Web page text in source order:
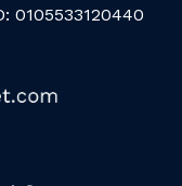
0105533120440